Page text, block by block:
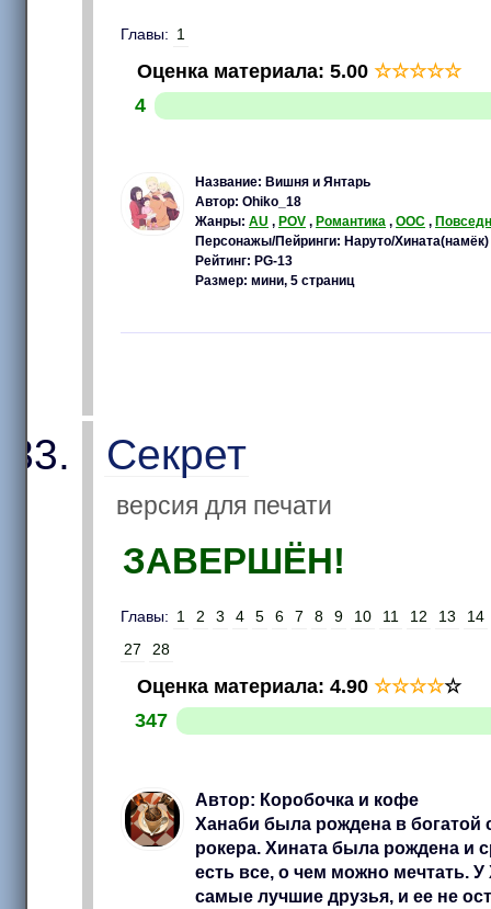
Главы: 1
Оценка материала: 5.00 ☆☆☆☆☆
4
Название: Вишня и Янтарь
Автор: Ohiko_18
Жанры: AU , POV , Романтика , OOC ,
Персонажы/Пейринги: Наруто/Хината(намёк)
Рейтинг: PG-13
Размер: мини, 5 страниц
Секрет
версия для печати
ЗАВЕРШЁН!
Главы: 1 2 3 4 5 6 7 8 9 10 11 12 13
14
27
28
Оценка материала: 4.90 ☆☆☆☆☆
347
Автор: Коробочка и кофе
Ханаби была рождена в богатой
рокера. Хината была рождена и
есть все, о чем можно мечтать.
самые лучшие друзья, и ее не